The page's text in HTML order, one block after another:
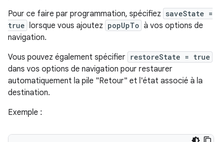
Pour ce faire par programmation, spécifiez saveState =
true lorsque vous ajoutez popUpTo à vos options de
navigation.
Vous pouvez également spécifier restoreState = true
dans vos options de navigation pour restaurer
automatiquement la pile "Retour" et l'état associé à la
destination.
Exemple :